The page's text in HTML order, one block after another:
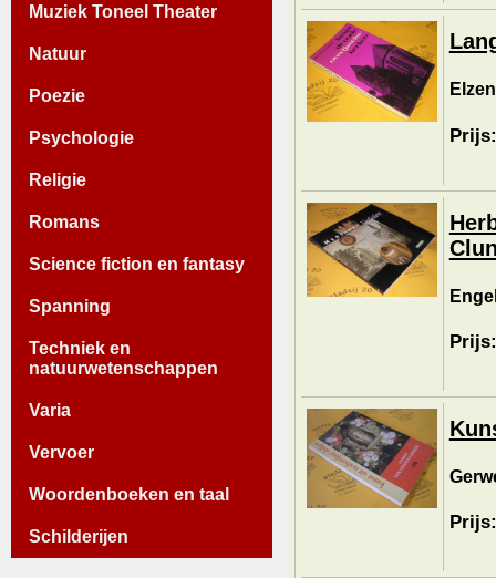
Muziek Toneel Theater
Natuur
Poezie
Psychologie
Religie
Romans
Science fiction en fantasy
Spanning
Techniek en
natuurwetenschappen
Varia
Vervoer
Woordenboeken en taal
Schilderijen